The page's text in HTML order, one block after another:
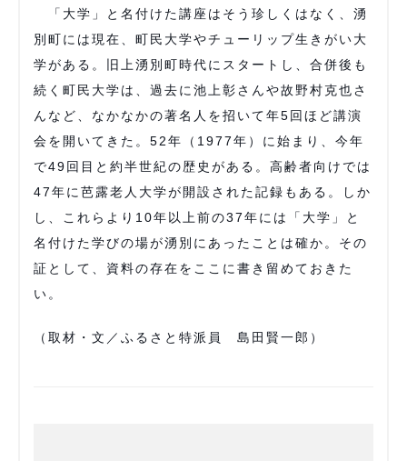
「大学」と名付けた講座はそう珍しくはなく、湧
別町には現在、町民大学やチューリップ生きがい大
学がある。旧上湧別町時代にスタートし、合併後も
続く町民大学は、過去に池上彰さんや故野村克也さ
んなど、なかなかの著名人を招いて年5回ほど講演
会を開いてきた。52年（1977年）に始まり、今年
で49回目と約半世紀の歴史がある。高齢者向けでは
47年に芭露老人大学が開設された記録もある。しか
し、これらより10年以上前の37年には「大学」と
名付けた学びの場が湧別にあったことは確か。その
証として、資料の存在をここに書き留めておきた
い。
（取材・文／ふるさと特派員 島田賢一郎）